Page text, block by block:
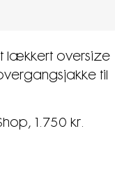
lækkert oversize
til
1.750 kr.